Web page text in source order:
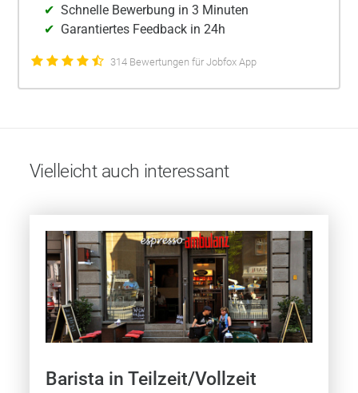
Schnelle Bewerbung in 3 Minuten
Garantiertes Feedback in 24h
314 Bewertungen für Jobfox App
Vielleicht auch interessant
Barista in Teilzeit/Vollzeit